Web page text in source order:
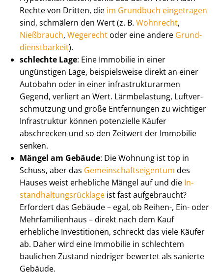
Rechte von Dritten, die im Grundbuch eingetragen
sind, schmälern den Wert (z. B. Wohnrecht,
Nießbrauch, Wegerecht oder eine andere Grund­
dienst­bar­keit).
schlechte Lage: Eine Immobilie in einer
ungünstigen Lage, beispielsweise direkt an einer
Autobahn oder in einer in­fra­struk­tur­ar­men
Gegend, verliert an Wert. Lärmbelastung, Luft­ver­
schmut­zung und große Entfernungen zu wichtiger
Infrastruktur können potenzielle Käufer
abschrecken und so den Zeitwert der Immobilie
senken.
Mängel am Gebäude: Die Wohnung ist top in
Schuss, aber das Ge­mein­schafts­ei­gen­tum des
Hauses weist erhebliche Mängel auf und die In­
stand­hal­tungs­rück­la­ge ist fast aufgebraucht?
Erfordert das Gebäude – egal, ob Reihen-, Ein- oder
Mehr­fa­mi­li­en­haus – direkt nach dem Kauf
erhebliche Investitionen, schreckt das viele Käufer
ab. Daher wird eine Immobilie in schlechtem
baulichen Zustand niedriger bewertet als sanierte
Gebäude.